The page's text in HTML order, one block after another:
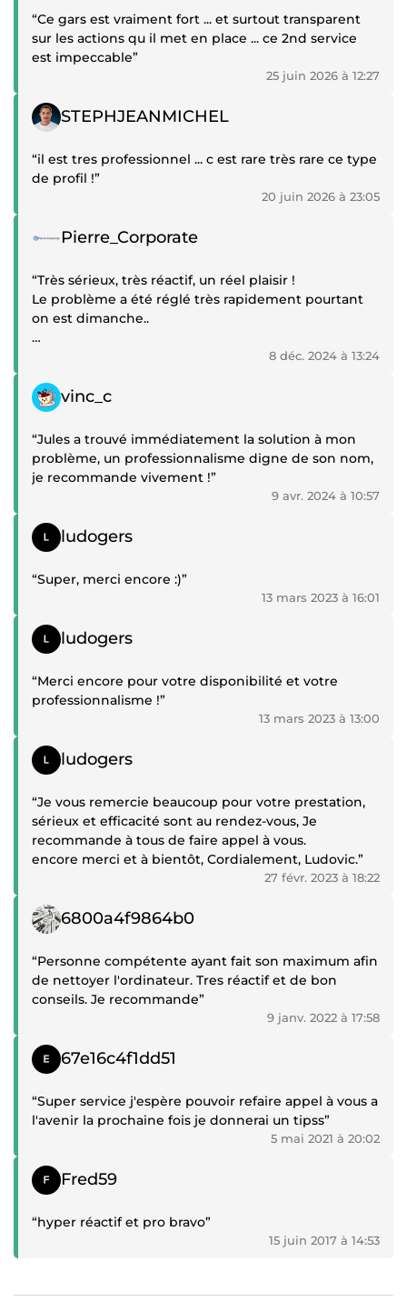
“Ce gars est vraiment fort ... et surtout transparent
sur les actions qu il met en place ... ce 2nd service
est impeccable”
25 juin 2026 à 12:27
Témoignage positif
STEPHJEANMICHEL
“il est tres professionnel ... c est rare très rare ce type
de profil !”
20 juin 2026 à 23:05
Témoignage positif
Pierre_Corporate
“Très sérieux, très réactif, un réel plaisir !
Le problème a été réglé très rapidement pourtant
on est dimanche..
Merci beaucoup, je recommande à 100% !”8 déc. 2024 à 13:24
Témoignage positif
vinc_c
“Jules a trouvé immédiatement la solution à mon
problème, un professionnalisme digne de son nom,
je recommande vivement !”
9 avr. 2024 à 10:57
Témoignage positif
ludogers
“Super, merci encore :)”
13 mars 2023 à 16:01
Témoignage positif
ludogers
“Merci encore pour votre disponibilité et votre
professionnalisme !”
13 mars 2023 à 13:00
Témoignage positif
ludogers
“Je vous remercie beaucoup pour votre prestation,
sérieux et efficacité sont au rendez-vous, Je
recommande à tous de faire appel à vous.
encore merci et à bientôt, Cordialement, Ludovic.”
27 févr. 2023 à 18:22
Témoignage positif
6800a4f9864b0
“Personne compétente ayant fait son maximum afin
de nettoyer l'ordinateur. Tres réactif et de bon
conseils. Je recommande”
9 janv. 2022 à 17:58
Témoignage positif
67e16c4f1dd51
“Super service j'espère pouvoir refaire appel à vous a
l'avenir la prochaine fois je donnerai un tipss”
5 mai 2021 à 20:02
Témoignage positif
Fred59
“hyper réactif et pro bravo”
15 juin 2017 à 14:53